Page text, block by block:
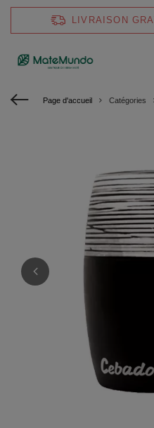
LIVRAISON
Page d'accueil Catégories